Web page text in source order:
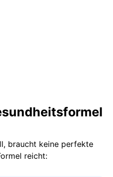
braucht keine perfekte
reicht: